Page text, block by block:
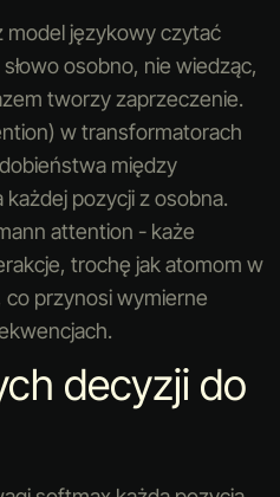
model językowy czytać
osobno, nie wiedząc,
tworzy zaprzeczenie.
w transformatorach
między
każdej pozycji z osobna.
attention - każe
trochę jak atomom w
przynosi wymierne
decyzji do